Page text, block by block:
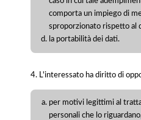
comporta un impiego di
sproporzionato rispetto al
la portabilità dei dati.
4. L'interessato ha diritto di
per motivi legittimi al
personali che lo